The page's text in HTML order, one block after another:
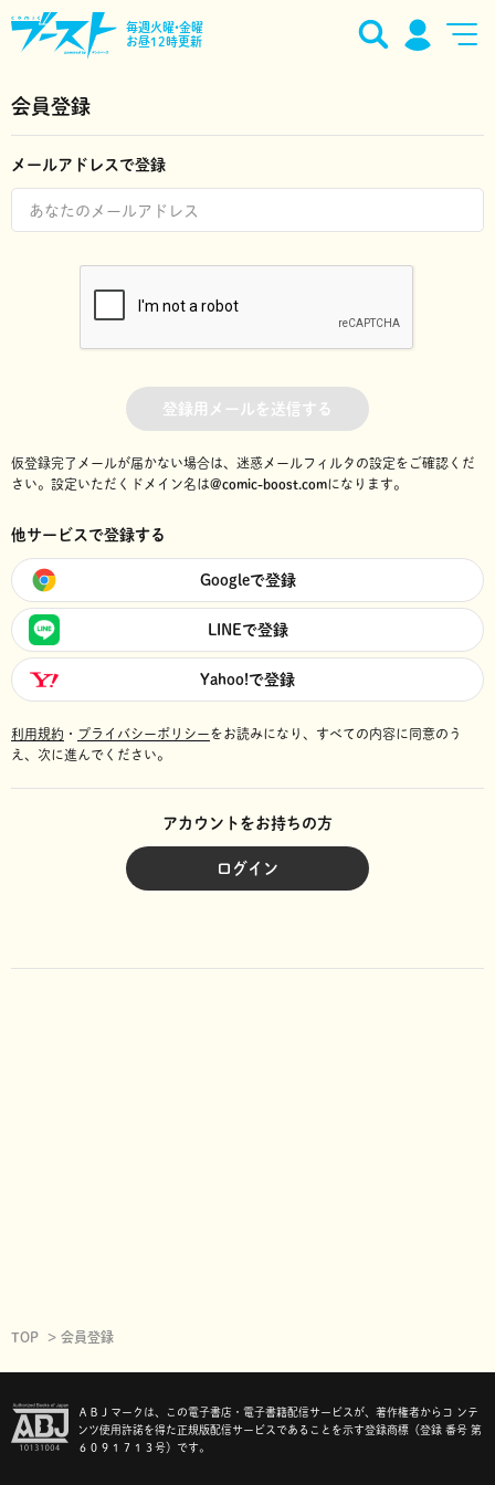
毎週火曜•金曜
お昼12時更新
会員登録
メールアドレスで登録
登録用メールを送信する
仮登録完了メールが届かない場合は、迷惑メールフィルタの設定をご確認くだ
さい。 設定いただくドメイン名は@comic-boost.comになります。
他サービスで登録する
Googleで登録
LINEで登録
Yahoo!で登録
利用規約 ・ プライバシーポリシーをお読みになり、 すべての内容に同意のう
え、次に進んでください。
アカウントをお持ちの方
ログイン
TOP 会員登録
ＡＢＪマークは、この電子書店・電子書籍配信サービスが、著作権者からコ ンテ
ンツ使用許諾を得た正規版配信サービスであることを示す登録商標（登録 番号 第
６０９１７１３号）です。